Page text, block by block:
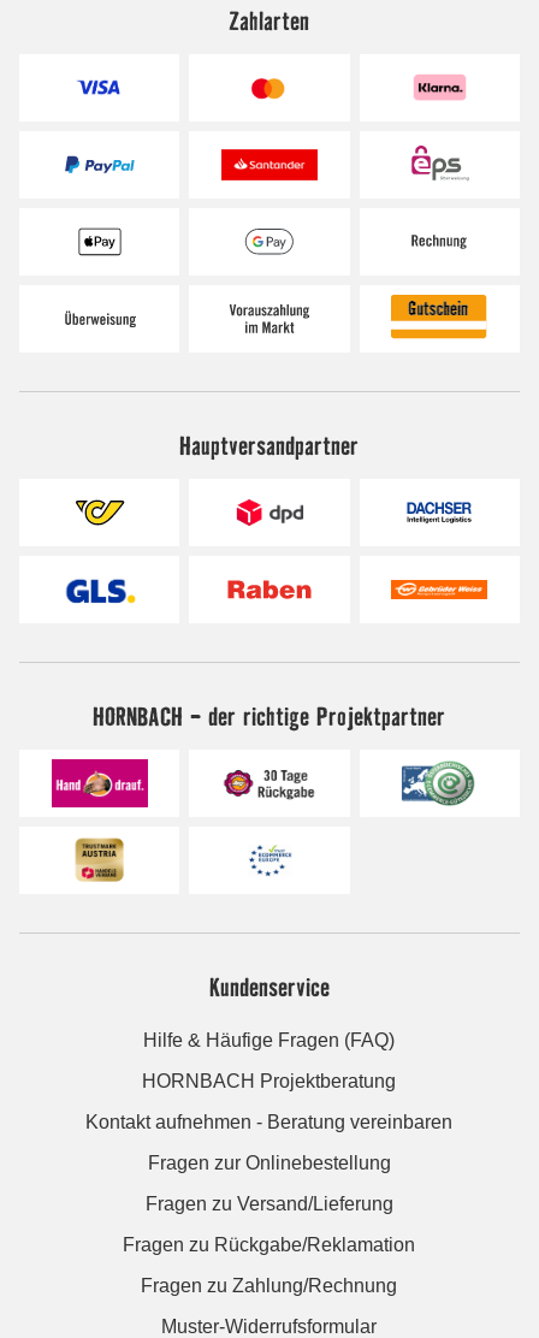
Zahlarten
Hauptversandpartner
HORNBACH - der richtige Projektpartner
Kundenservice
Hilfe & Häufige Fragen (FAQ)
HORNBACH Projektberatung
Kontakt aufnehmen - Beratung vereinbaren
Fragen zur Onlinebestellung
Fragen zu Versand/Lieferung
Fragen zu Rückgabe/Reklamation
Fragen zu Zahlung/Rechnung
Muster-Widerrufsformular